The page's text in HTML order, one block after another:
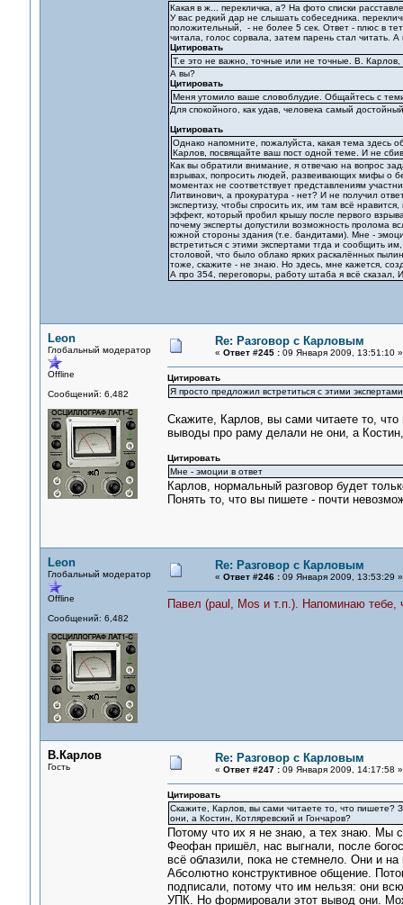
Какая в ж... перекличка, а? На фото списки
У вас редкий дар не слышать собеседника.
положительный, - не более 5 сек. Ответ - плюс в
читала, голос сорвала, затем парень стал читать.
Цитировать
Т.е это не важно, точные или не точные. В.
А вы?
Цитировать
Меня утомило ваше словоблудие. Общайтесь с
Для спокойного, как удав, человека самый
Цитировать
Однако напомните, пожалуйста, какая тема здесь
Карлов, посвящайте ваш пост одной теме. И не
Как вы обратили внимание, я отвечаю на вопрос
взрывах, попросить людей, развеивающих мифы о
моментах не соответствует представлениям
Литвинович, а прокуратура - нет? И не получил
экспертизу, чтобы спросить их, им там всё
эффект, который пробил крышу после первого
почему эксперты допустили возможность пролома
южной стороны здания (т.е. бандитами). Мне -
встретиться с этими экспертами тгда и сообщить
столовой, что было облако ярких раскалённых
тоже, скажите - не знаю. Но здесь, мне кажется,
А про 354, переговоры, работу штаба я всё
Leon
Глобальный модератор
Offline
Сообщений: 6,482
Re: Разговор с Карловым
« Ответ #245 :09 Января 2009, 13:51:10 »
Цитировать
Я просто предложил встретиться с этими
Скажите, Карлов, вы сами читаете то,
выводы про раму делали не они, а
Цитировать
Мне - эмоции в ответ
Карлов, нормальный разговор будет
Понять то, что вы пишете - почти
Leon
Глобальный модератор
Offline
Сообщений: 6,482
Re: Разговор с Карловым
« Ответ #246 :09 Января 2009, 13:53:29 »
Павел (paul, Mos и т.п.). Напоминаю
В.Карлов
Гость
Re: Разговор с Карловым
« Ответ #247 :09 Января 2009, 14:17:58 »
Цитировать
Скажите, Карлов, вы сами читаете то, что
они, а Костин, Котляревский и Гончаров?
Потому что их я не знаю, а тех знаю. Мы
Феофан пришёл, нас выгнали, после
всё облазили, пока не стемнело. Они и
Абсолютно конструктивное общение.
подписали, потому что им нельзя: они
УПК. Но формировали этот вывод они.